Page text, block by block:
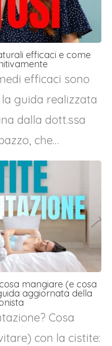
efficaci e come
efficaci sono
guida realizzata
dalla dott.ssa
che…
mangiare (e cosa
aggiornata della
Cosa
con la cistite: